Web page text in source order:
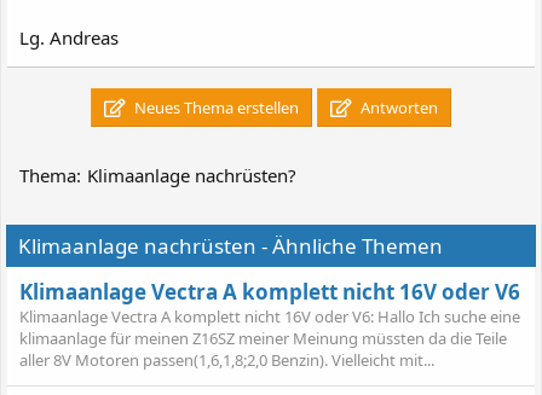
Lg. Andreas
Neues Thema erstellen Antworten
Thema: Klimaanlage nachrüsten?
Klimaanlage nachrüsten - Ähnliche Themen
Klimaanlage Vectra A komplett nicht 16V oder V6
Klimaanlage Vectra A komplett nicht 16V oder V6: Hallo Ich suche eine
klimaanlage für meinen Z16SZ meiner Meinung müssten da die Teile
aller 8V Motoren passen(1,6,1,8;2,0 Benzin). Vielleicht mit...